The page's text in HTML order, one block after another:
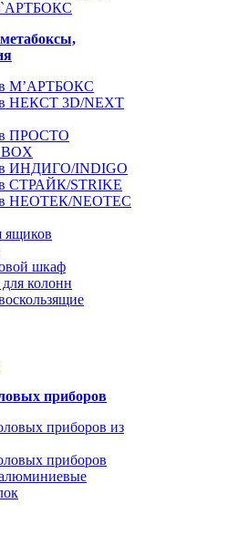
М’АРТБОКС
НЕКСТ 3D/NEXT
ПРОСТО
ИНДИГО/INDIGO
СТРАЙК/STRIKE
НЕОТЕК/NEOTEC
ящиков
шкаф
колонн
приборов
приборов из
приборов